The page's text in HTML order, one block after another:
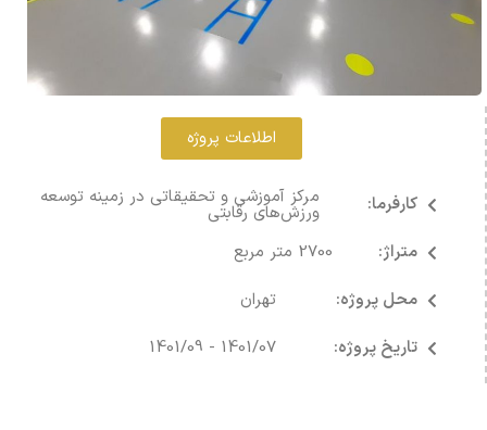
اطلاعات پروژه
کارفرما: مرکز آموزشی و تحقیقاتی در زمینه توسعه
ورزش‌های رقابتی
متراژ:
2700 متر مربع
محل پروژه:
تهران
تاریخ پروژه:
1401/07 - 1401/09